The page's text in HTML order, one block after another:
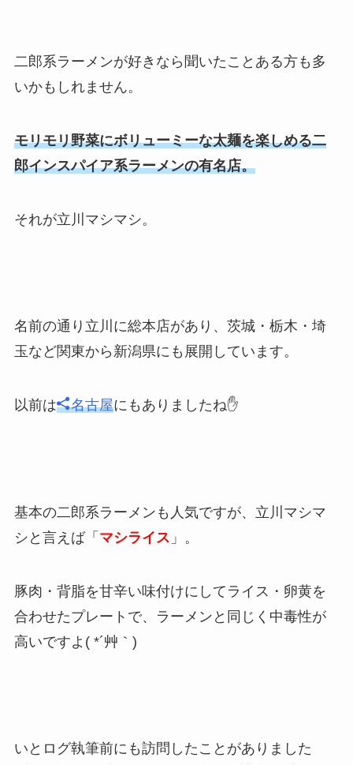
二郎系ラーメンが好きなら聞いたことある方も多
いかもしれません。
モリモリ野菜にボリューミーな太麺を楽しめる二
郎インスパイア系ラーメンの有名店。
それが立川マシマシ。
名前の通り立川に総本店があり、茨城・栃木・埼
玉など関東から新潟県にも展開しています。
以前は 名古屋にもありましたね✋
基本の二郎系ラーメンも人気ですが、立川マシマ
シと言えば「 マシライス 」。
豚肉・背脂を甘辛い味付けにしてライス・卵黄を
合わせたプレートで、ラーメンと同じく中毒性が
高いですよ( *´艸｀)
いとログ執筆前にも訪問したことがありました